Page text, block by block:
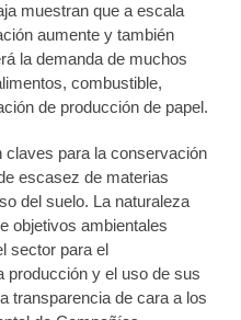
muestran que a escala
aumente y también
la demanda de muchos
combustible,
de producción de papel.
claves para la conservación
escasez de materias
del suelo. La naturaleza
objetivos ambientales
sector para el
producción y el uso de sus
transparencia de cara a los